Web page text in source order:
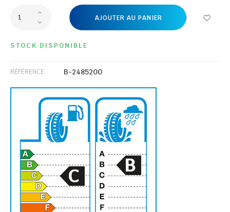
AJOUTER AU PANIER
STOCK DISPONIBLE
RÉFÉRENCE B-2485200
C B